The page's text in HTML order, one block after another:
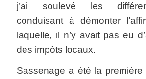
j’ai soulevé les
conduisant à démonter
laquelle, il n’y avait pas eu
des impôts locaux.
Sassenage a été la première